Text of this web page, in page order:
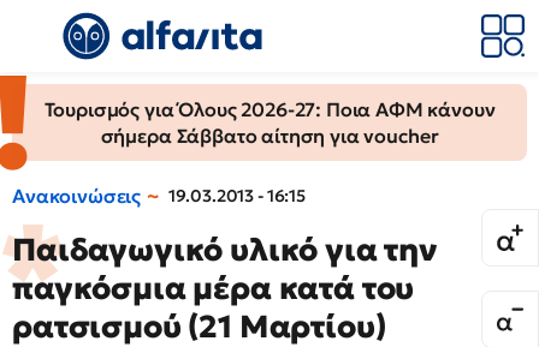
Τουρισμός για Όλους 2026-27: Ποια ΑΦΜ κάνουν
σήμερα Σάββατο αίτηση για voucher
Ανακοινώσεις 19.03.2013 - 16:15
Παιδαγωγικό υλικό για την
παγκόσμια μέρα κατά του
ρατσισμού (21 Μαρτίου)